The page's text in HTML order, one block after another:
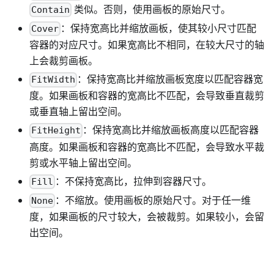
Contain 类似。否则，使用画板的原始尺寸。
Cover ：保持宽高比并缩放画板，使其较小尺寸匹配
容器的对应尺寸。如果宽高比不相同，在较大尺寸的轴
上会裁剪画板。
FitWidth ：保持宽高比并缩放画板宽度以匹配容器宽
度。如果画板和容器的宽高比不匹配，会导致垂直裁剪
或垂直轴上留出空间。
FitHeight ：保持宽高比并缩放画板高度以匹配容器
高度。如果画板和容器的宽高比不匹配，会导致水平裁
剪或水平轴上留出空间。
Fill ：不保持宽高比，拉伸到容器尺寸。
None ：不缩放。使用画板的原始尺寸。对于任一维
度，如果画板的尺寸较大，会被裁剪。如果较小，会留
出空间。